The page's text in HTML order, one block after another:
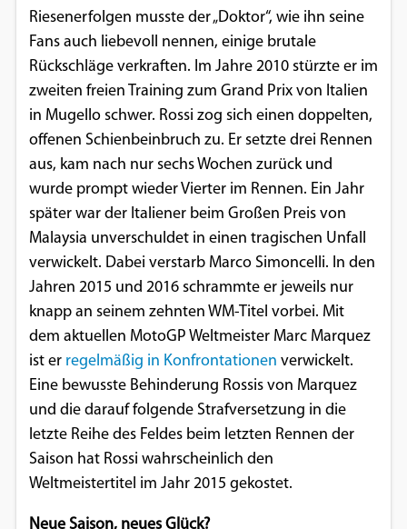
Riesenerfolgen musste der „Doktor“, wie ihn seine
Fans auch liebevoll nennen, einige brutale
Rückschläge verkraften. Im Jahre 2010 stürzte er im
zweiten freien Training zum Grand Prix von Italien
in Mugello schwer. Rossi zog sich einen doppelten,
offenen Schienbeinbruch zu. Er setzte drei Rennen
aus, kam nach nur sechs Wochen zurück und
wurde prompt wieder Vierter im Rennen. Ein Jahr
später war der Italiener beim Großen Preis von
Malaysia unverschuldet in einen tragischen Unfall
verwickelt. Dabei verstarb Marco Simoncelli. In den
Jahren 2015 und 2016 schrammte er jeweils nur
knapp an seinem zehnten WM-Titel vorbei. Mit
dem aktuellen MotoGP Weltmeister Marc Marquez
ist er regelmäßig in Konfrontationen verwickelt.
Eine bewusste Behinderung Rossis von Marquez
und die darauf folgende Strafversetzung in die
letzte Reihe des Feldes beim letzten Rennen der
Saison hat Rossi wahrscheinlich den
Weltmeistertitel im Jahr 2015 gekostet.
Neue Saison, neues Glück?